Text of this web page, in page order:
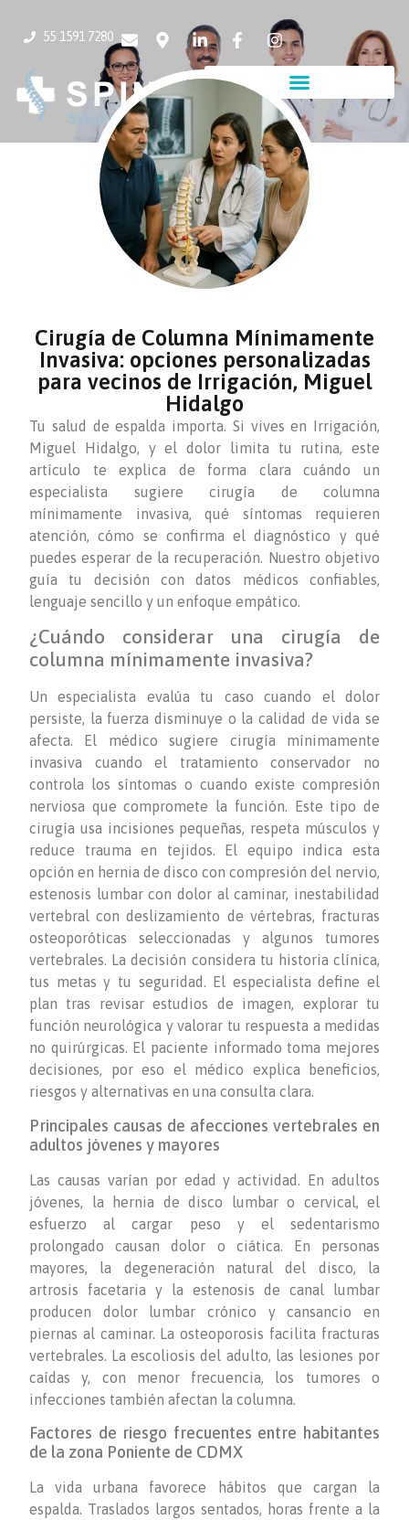
55 1591 7280
Cirugía de Columna Mínimamente
Invasiva: opciones personalizadas
para vecinos de Irrigación, Miguel
Hidalgo
Tu salud de espalda importa. Si vives en Irrigación,
Miguel Hidalgo, y el dolor limita tu rutina, este
artículo te explica de forma clara cuándo un
especialista sugiere cirugía de columna
mínimamente invasiva, qué síntomas requieren
atención, cómo se confirma el diagnóstico y qué
puedes esperar de la recuperación. Nuestro objetivo
guía tu decisión con datos médicos confiables,
lenguaje sencillo y un enfoque empático.
¿Cuándo considerar una cirugía de
columna mínimamente invasiva?
Un especialista evalúa tu caso cuando el dolor
persiste, la fuerza disminuye o la calidad de vida se
afecta. El médico sugiere cirugía mínimamente
invasiva cuando el tratamiento conservador no
controla los síntomas o cuando existe compresión
nerviosa que compromete la función. Este tipo de
cirugía usa incisiones pequeñas, respeta músculos y
reduce trauma en tejidos. El equipo indica esta
opción en hernia de disco con compresión del nervio,
estenosis lumbar con dolor al caminar, inestabilidad
vertebral con deslizamiento de vértebras, fracturas
osteoporóticas seleccionadas y algunos tumores
vertebrales. La decisión considera tu historia clínica,
tus metas y tu seguridad. El especialista define el
plan tras revisar estudios de imagen, explorar tu
función neurológica y valorar tu respuesta a medidas
no quirúrgicas. El paciente informado toma mejores
decisiones, por eso el médico explica beneficios,
riesgos y alternativas en una consulta clara.
Principales causas de afecciones vertebrales en
adultos jóvenes y mayores
Las causas varían por edad y actividad. En adultos
jóvenes, la hernia de disco lumbar o cervical, el
esfuerzo al cargar peso y el sedentarismo
prolongado causan dolor o ciática. En personas
mayores, la degeneración natural del disco, la
artrosis facetaria y la estenosis de canal lumbar
producen dolor lumbar crónico y cansancio en
piernas al caminar. La osteoporosis facilita fracturas
vertebrales. La escoliosis del adulto, las lesiones por
caídas y, con menor frecuencia, los tumores o
infecciones también afectan la columna.
Factores de riesgo frecuentes entre habitantes
de la zona Poniente de CDMX
La vida urbana favorece hábitos que cargan la
espalda. Traslados largos sentados, horas frente a la